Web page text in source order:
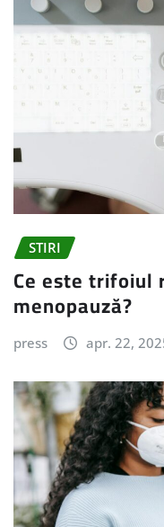
STIRI
Ce este trifoiul
menopauză?
press apr. 22,